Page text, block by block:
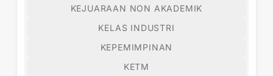
KEJUARAAN NON AKADEMIK
KELAS INDUSTRI
KEPEMIMPINAN
KETM